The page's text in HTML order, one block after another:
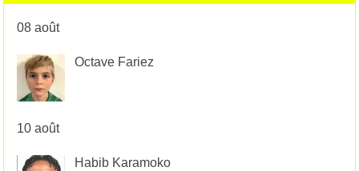
08 août
Octave Fariez
10 août
Habib Karamoko